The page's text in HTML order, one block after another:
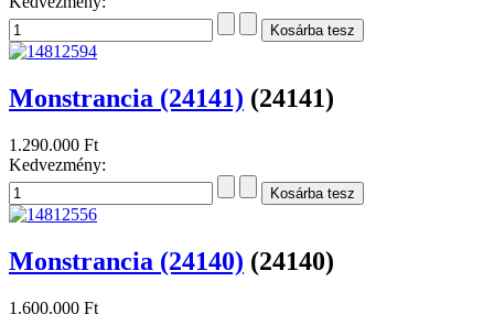
Monstrancia (24141) (24141)
1.290.000 Ft
Kedvezmény:
Monstrancia (24140) (24140)
1.600.000 Ft